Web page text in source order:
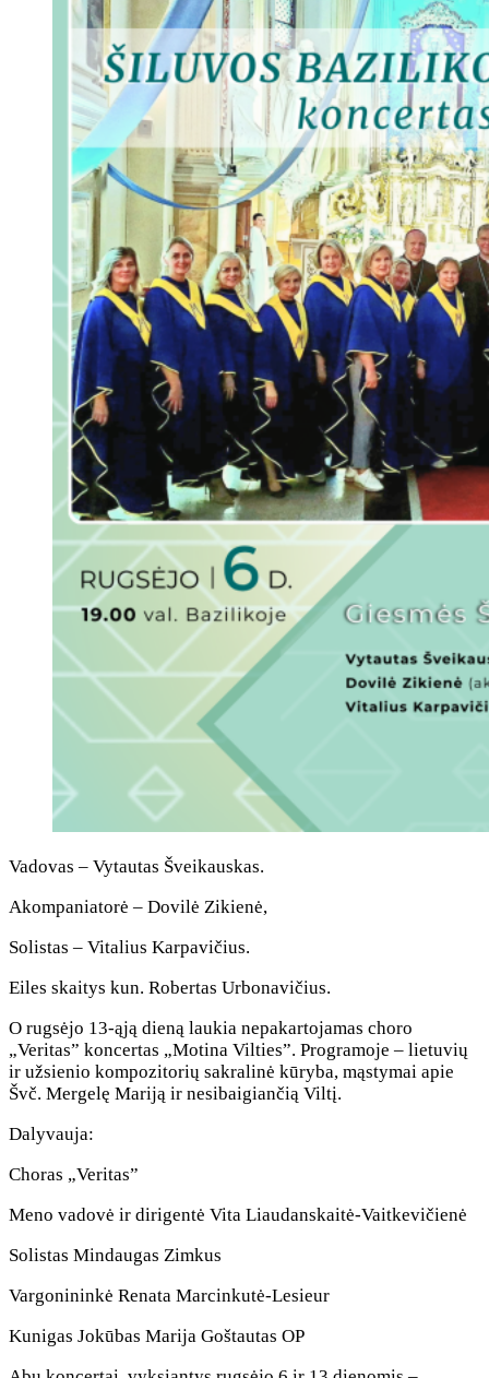
Vadovas – Vytautas Šveikauskas.
Akompaniatorė – Dovilė Zikienė,
Solistas – Vitalius Karpavičius.
Eiles skaitys kun. Robertas Urbonavičius.
O rugsėjo 13-ąją dieną laukia nepakartojamas choro
„Veritas” koncertas „Motina Vilties”. Programoje – lietuvių
ir užsienio kompozitorių sakralinė kūryba, mąstymai apie
Švč. Mergelę Mariją ir nesibaigiančią Viltį.
Dalyvauja:
Choras „Veritas”
Meno vadovė ir dirigentė Vita Liaudanskaitė-Vaitkevičienė
Solistas Mindaugas Zimkus
Vargonininkė Renata Marcinkutė-Lesieur
Kunigas Jokūbas Marija Goštautas OP